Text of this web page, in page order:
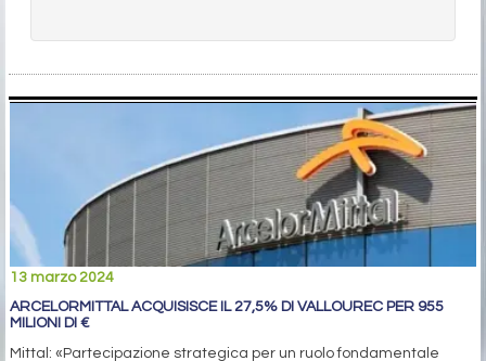
13 marzo 2024
ARCELORMITTAL ACQUISISCE IL 27,5% DI VALLOUREC PER 955
MILIONI DI €
Mittal: «Partecipazione strategica per un ruolo fondamentale